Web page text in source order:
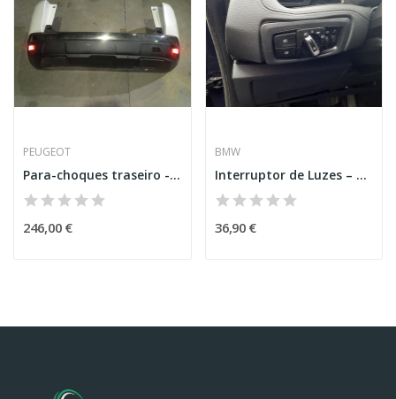
PEUGEOT
Para-choques traseiro - Peugeot 3008
246,00 €
BMW
Interruptor de Luzes – BMW 2 GRAN TOURER (F46)
36,90 €